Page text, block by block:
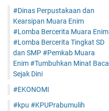
#Dinas Perpustakaan dan
Kearsipan Muara Enim
#Lomba Bercerita Muara Enim
#Lomba Bercerita Tingkat SD
dan SMP #Pemkab Muara
Enim #Tumbuhkan Minat Baca
Sejak Dini
#EKONOMI
#kpu #KPUPrabumulih